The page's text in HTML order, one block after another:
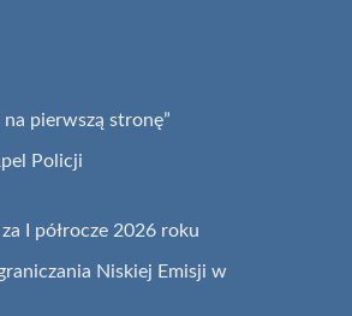
pierwszą stronę”
Policji
I półrocze 2026 roku
Niskiej Emisji w